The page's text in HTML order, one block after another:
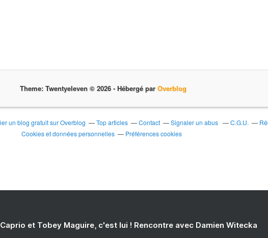
Theme: Twentyeleven © 2026 - Hébergé par Overblog
un blog gratuit sur Overblog Top articles Contact Signaler un abus C.G.U.
Cookies et données personnelles
Préférences cookies
et Tobey Maguire, c'est lui ! Rencontre avec Damien Witecka